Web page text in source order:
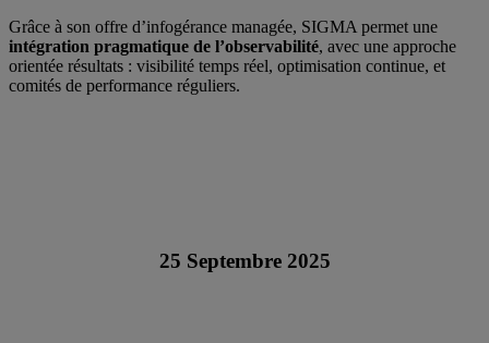
Grâce à son offre d’infogérance managée, SIGMA permet une
intégration pragmatique de l’observabilité, avec une approche
orientée résultats : visibilité temps réel, optimisation continue, et
comités de performance réguliers.
25 Septembre 2025